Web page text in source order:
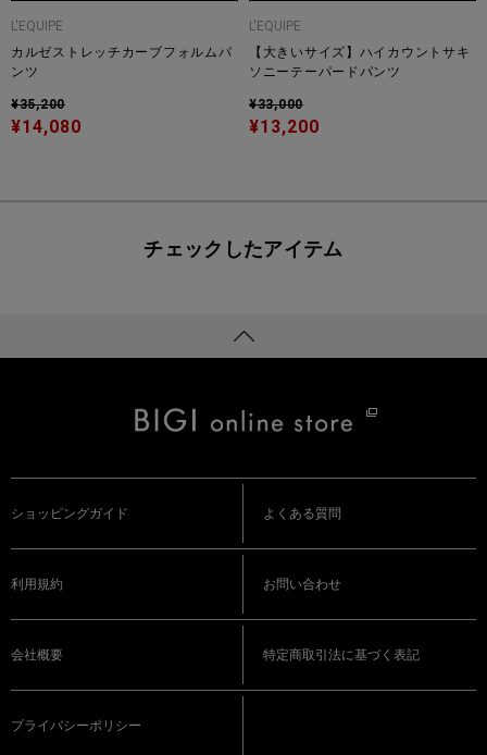
L'EQUIPE
カルゼストレッチカーブフォルムパ
ンツ
¥35,200
¥14,080
L'EQUIPE
【大きいサイズ】ハイカウントサキ
ソニーテーパードパンツ
¥33,000
¥13,200
チェックしたアイテム
ショッピングガイド よくある質問
利用規約 お問い合わせ
会社概要 特定商取引法に基づく表記
プライバシーポリシー